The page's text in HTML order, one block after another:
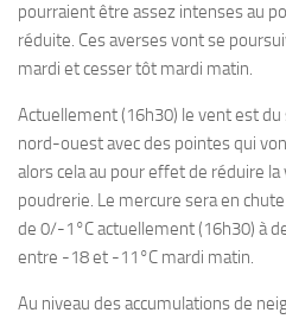
pourraient être assez intenses au
réduite. Ces averses vont se
mardi et cesser tôt mardi matin.
Actuellement (16h30) le vent est
nord-ouest avec des pointes qui
alors cela au pour effet de réduire la
poudrerie. Le mercure sera en
de 0/-1°C actuellement (16h30) à
entre -18 et -11°C mardi matin.
Au niveau des accumulations de